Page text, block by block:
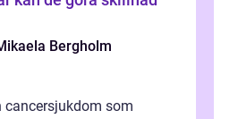
Bergholm
cancersjukdom som